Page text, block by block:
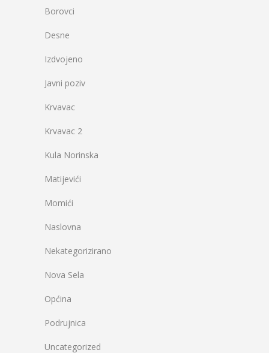
Borovci
Desne
Izdvojeno
Javni poziv
Krvavac
Krvavac 2
Kula Norinska
Matijevići
Momići
Naslovna
Nekategorizirano
Nova Sela
Općina
Podrujnica
Uncategorized